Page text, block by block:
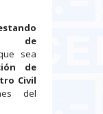
de
sea
de
Civil
del